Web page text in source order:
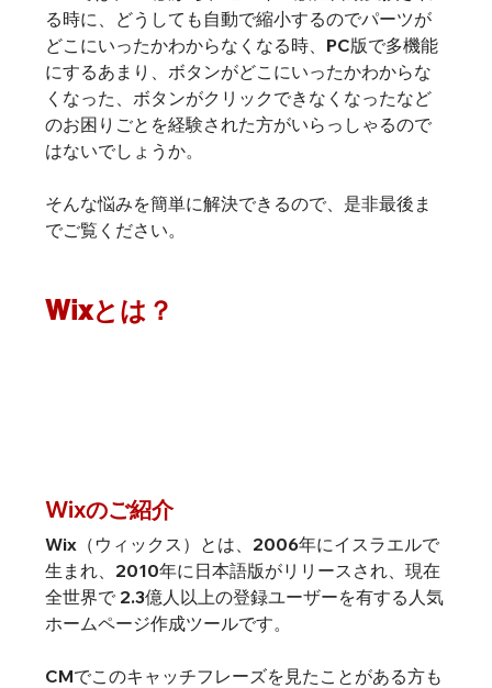
る時に、どうしても自動で縮小するのでパーツが
どこにいったかわからなくなる時、PC版で多機能
にするあまり、ボタンがどこにいったかわからな
くなった、ボタンがクリックできなくなったなど
のお困りごとを経験された方がいらっしゃるので
はないでしょうか。
そんな悩みを簡単に解決できるので、是非最後ま
でご覧ください。
Wixとは？
Wixのご紹介
Wix（ウィックス）とは、2006年にイスラエルで
生まれ、2010年に日本語版がリリースされ、現在
全世界で 2.3億人以上の登録ユーザーを有する人気
ホームページ作成ツールです。
CMでこのキャッチフレーズを見たことがある方も